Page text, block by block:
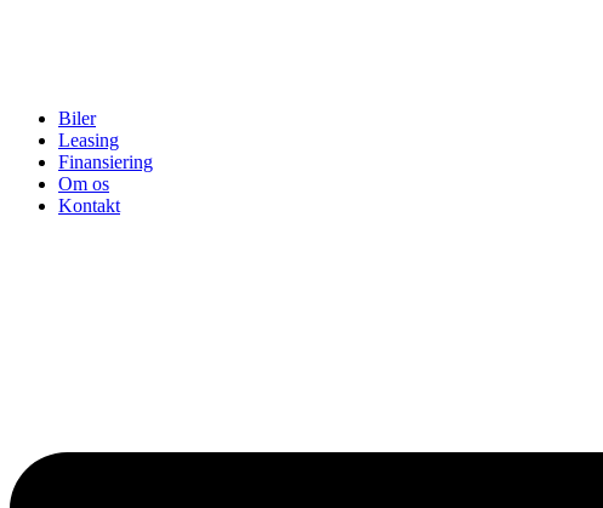
Biler
Leasing
Finansiering
Om os
Kontakt